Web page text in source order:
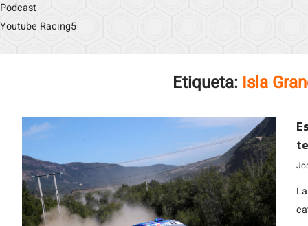
Podcast
Youtube Racing5
Etiqueta: Isla